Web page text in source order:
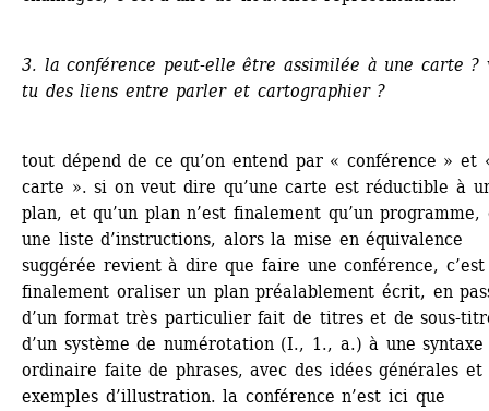
3. la conférence peut-elle être assimilée à une carte ?
tu des liens entre parler et cartographier ?
tout dépend de ce qu’on entend par « conférence » et
carte ». si on veut dire qu’une carte est réductible à
plan, et qu’un plan n’est finalement qu’un programme,
une liste d’instructions, alors la mise en équivalence
suggérée revient à dire que faire une conférence, c’est
finalement oraliser un plan préalablement écrit, en
d’un format très particulier fait de titres et de sous-
d’un système de numérotation (I., 1., a.) à une syntaxe
ordinaire faite de phrases, avec des idées générales et
exemples d’illustration. la conférence n’est ici que